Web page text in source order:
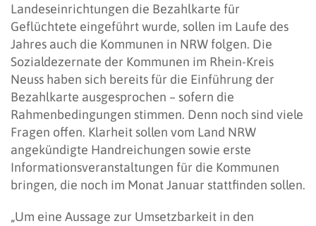
Landeseinrichtungen die Bezahlkarte für
Geflüchtete eingeführt wurde, sollen im Laufe des
Jahres auch die Kommunen in NRW folgen. Die
Sozialdezernate der Kommunen im Rhein-Kreis
Neuss haben sich bereits für die Einführung der
Bezahlkarte ausgesprochen – sofern die
Rahmenbedingungen stimmen. Denn noch sind viele
Fragen offen. Klarheit sollen vom Land NRW
angekündigte Handreichungen sowie erste
Informationsveranstaltungen für die Kommunen
bringen, die noch im Monat Januar stattfinden sollen.
„Um eine Aussage zur Umsetzbarkeit in den